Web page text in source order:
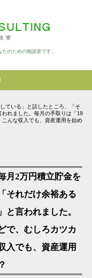
のための相談室です。
ている」と話したところ、「そ
れました。毎月の手取りは「19
んな収入でも、資産運用を始め
月2万円積立貯金を
それだけ余裕ある
と言われました。
で、むしろカツカ
入でも、資産運用